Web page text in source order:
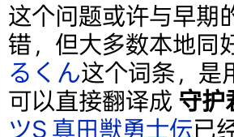
这个问题或许与早期
错，但大多数本地同
るくん这个词条，是
可以直接翻译成 守护
ツS 真田獣勇士伝已